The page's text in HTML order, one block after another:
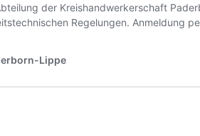
der Kreishandwerkerschaft
Regelungen. Anmeldung
Lippe